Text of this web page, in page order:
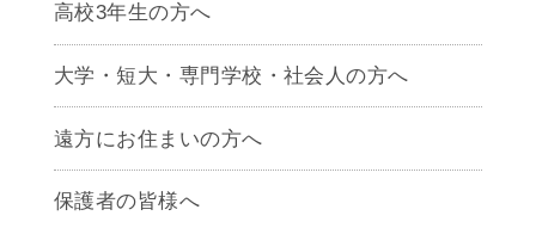
高校3年生の方へ
大学・短大・専門学校・社会人の方へ
遠方にお住まいの方へ
保護者の皆様へ